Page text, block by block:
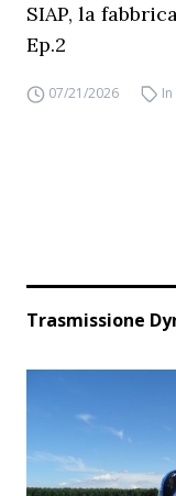
SIAP, la
Ep.2
07/21/2026
Trasmissione